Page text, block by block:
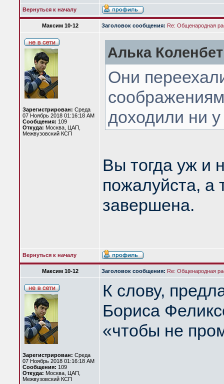
Вернуться к началу
Максим 10-12 Заголовок сообщения: Re: Общенародная
Зарегистрирован: Среда
07 Ноябрь 2018 01:16:18 AM
Сообщения: 109
Откуда: Москва, ЦАП,
Межвузовский КСП
Алька
Они
доходили ни
Вы тогда уж и
пожалуйста, а
завершена.
Вернуться к началу
Максим 10-12 Заголовок сообщения: Re: Общенародная
Зарегистрирован: Среда
07 Ноябрь 2018 01:16:18 AM
Сообщения: 109
Откуда: Москва, ЦАП,
Межвузовский КСП
К слову,
Бориса
«чтобы не